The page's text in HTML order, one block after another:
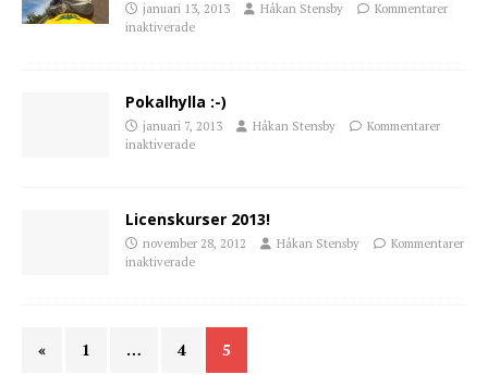
januari 13, 2013 Håkan Stensby
Kommentarer
inaktiverade
Pokalhylla :-)
januari 7, 2013 Håkan Stensby
Kommentarer
inaktiverade
Licenskurser 2013!
november 28, 2012 Håkan Stensby
Kommentarer
inaktiverade
« 1 … 4 5